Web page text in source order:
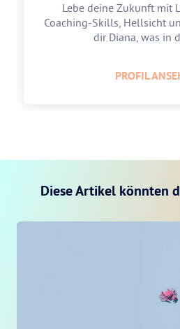
Lebe deine Zukunft mit
Coaching-Skills, Hellsicht
dir Diana, was in
PROFIL
Diese Artikel könnten